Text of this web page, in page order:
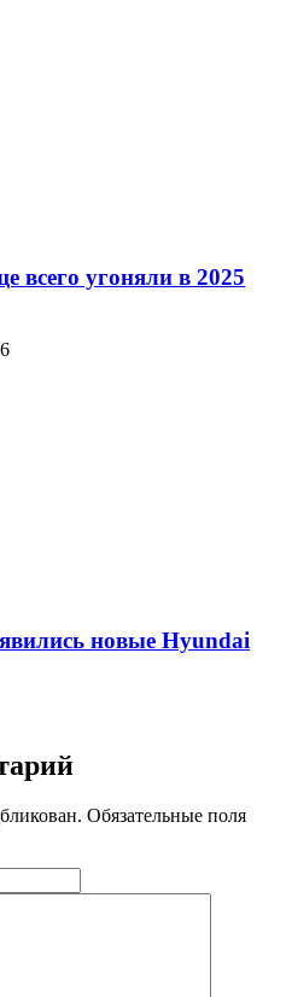
всего угоняли в 2025
новые Hyundai
Обязательные поля